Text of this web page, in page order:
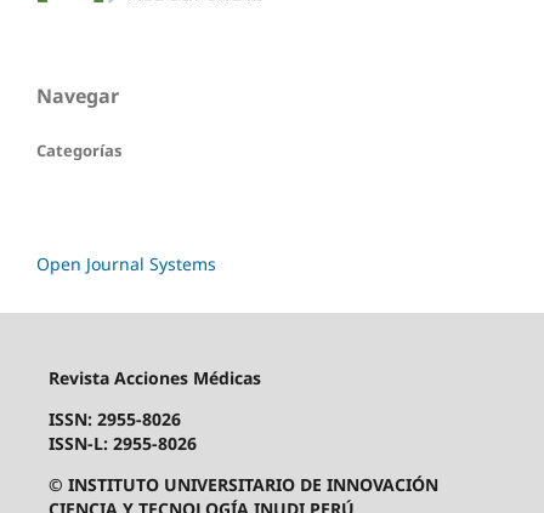
Navegar
Categorías
Open Journal Systems
Revista Acciones Médicas
ISSN: 2955-8026
ISSN-L: 2955-8026
© INSTITUTO UNIVERSITARIO DE INNOVACIÓN